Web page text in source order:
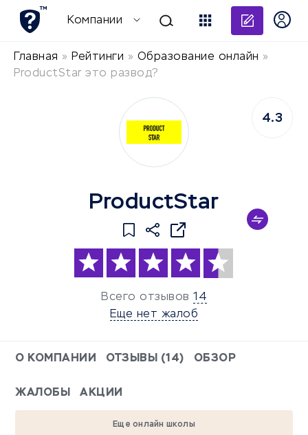
Компании
Главная » Рейтинги » Образование онлайн »
ProductStar это развод?
ProductStar
Всего отзывов 14
Еще нет жалоб
4.3
О КОМПАНИИ ОТЗЫВЫ (14) ОБЗОР
ЖАЛОБЫ АКЦИИ
Еще онлайн школы